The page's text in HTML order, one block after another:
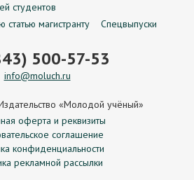
студентов
статью магистранту
Спецвыпуски
500-57-53
info@moluch.ru
«Молодой учёный»
оферта и реквизиты
соглашение
конфиденциальности
рекламной рассылки